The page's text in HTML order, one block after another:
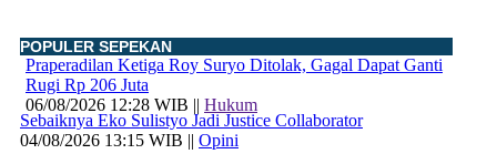
Praperadilan Ketiga Roy Suryo Ditolak, Gagal Dapat Ganti
Rugi Rp 206 Juta
06/08/2026 12:28 WIB || Hukum
POPULER SEPEKAN
Sebaiknya Eko Sulistyo Jadi Justice Collaborator
04/08/2026 13:15 WIB || Opini